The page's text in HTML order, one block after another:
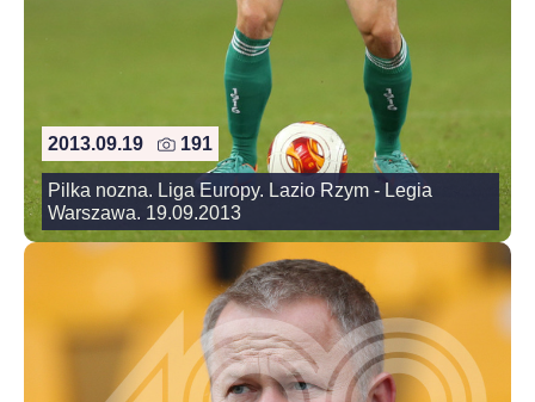
2013.09.19 191
Pilka nozna. Liga Europy. Lazio Rzym - Legia
Warszawa. 19.09.2013